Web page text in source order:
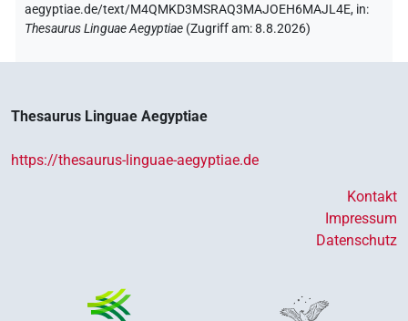
aegyptiae.de/text/M4QMKD3MSRAQ3MAJOEH6MAJL4E, in:
Thesaurus Linguae Aegyptiae (Zugriff am:8.8.2026)
Thesaurus Linguae Aegyptiae
https://thesaurus-linguae-aegyptiae.de
Kontakt
Impressum
Datenschutz